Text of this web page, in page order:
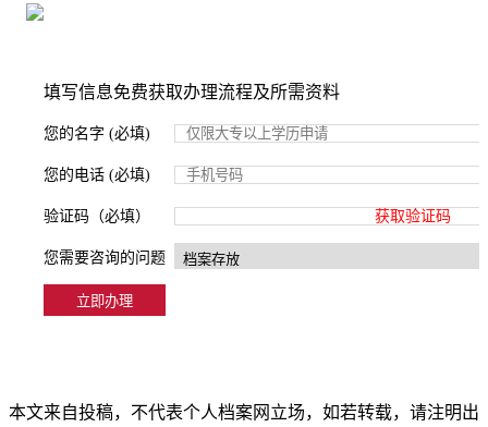
填写信息免费获取办理流程及所需资料
您的名字 (必填)
您的电话 (必填)
验证码（必填） 获取验证码
您需要咨询的问题
本文来自投稿，不代表个人档案网立场，如若转载，请注明出